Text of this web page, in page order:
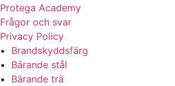
Protega Academy
Frågor och svar
Privacy Policy
Brandskyddsfärg
Bärande stål
Bärande trä